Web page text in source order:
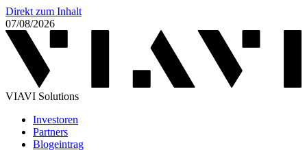
Direkt zum Inhalt
07/08/2026
VIAVI Solutions
Investoren
Partners
Blogeintrag